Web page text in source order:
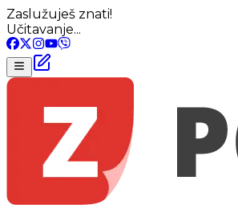
Zaslužuješ znati!
Učitavanje...